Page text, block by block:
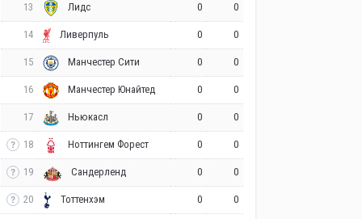
13 Лидс 0 0
14 Ливерпуль 0 0
15 Манчестер Сити 0 0
16 Манчестер Юнайтед 0 0
17 Ньюкасл 0 0
18 Ноттингем Форест 0 0
19 Сандерленд 0 0
20 Тоттенхэм 0 0